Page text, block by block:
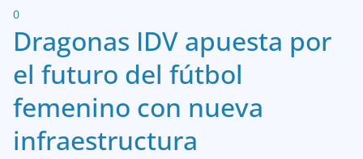
0
Dragonas IDV apuesta por
el futuro del fútbol
femenino con nueva
infraestructura